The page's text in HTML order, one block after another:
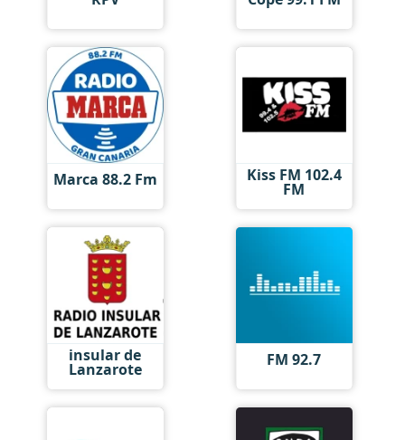
Marca 88.2 Fm Kiss FM 102.4
FM
insular de
Lanzarote FM 92.7